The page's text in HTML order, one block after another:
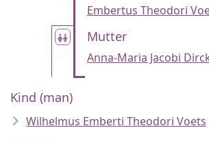
Embertus Theodori
Mutter
Anna-Maria Jacobi
Kind (man)
Wilhelmus Emberti Theodori Voets